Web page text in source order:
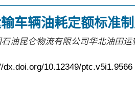
车辆油耗定额标准
油昆仑物流有限公司华北油田
dx.doi.org/10.12349/ptc.v5i1.9566